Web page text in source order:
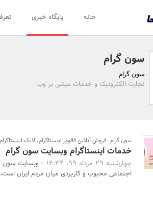
رسمی
اخبار
تایید
سازمان‌ها
و
روابط
خانه پایگاه خبری
سون گرام
سون گرام
تجارت الکترونیک و خدمات مبتنی بر وب
سون گرام، فروش آنلاین فالوور اینستاگرام، لایک
خدمات اینستاگرام وبسایت سون گرام
چهارشنبه 29 مرداد 99، 14:34 -
وبسایت سون
اجتماعی محبوب و کاربردی میان مردم ایران